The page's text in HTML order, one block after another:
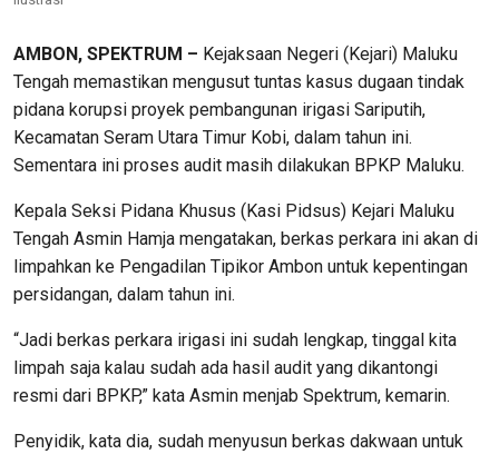
AMBON, SPEKTRUM – Kejaksaan Negeri (Kejari) Maluku
Tengah memastikan mengusut tuntas kasus dugaan tindak
pidana korupsi proyek pembangunan irigasi Sariputih,
Kecamatan Seram Utara Timur Kobi, dalam tahun ini.
Sementara ini proses audit masih dilakukan BPKP Maluku.
Kepala Seksi Pidana Khusus (Kasi Pidsus) Kejari Maluku
Tengah Asmin Hamja mengatakan, berkas perkara ini akan di
limpahkan ke Pengadilan Tipikor Ambon untuk kepentingan
persidangan, dalam tahun ini.
“Jadi berkas perkara irigasi ini sudah lengkap, tinggal kita
limpah saja kalau sudah ada hasil audit yang dikantongi
resmi dari BPKP,” kata Asmin menjab Spektrum, kemarin.
Penyidik, kata dia, sudah menyusun berkas dakwaan untuk